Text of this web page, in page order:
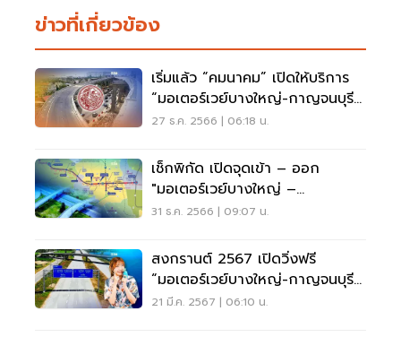
ข่าวที่เกี่ยวข้อง
เริ่มแล้ว “คมนาคม” เปิดให้บริการ
“มอเตอร์เวย์บางใหญ่-กาญจนบุรี”
ฟรี 8 วัน
27 ธ.ค. 2566 | 06:18 น.
เช็กพิกัด เปิดจุดเข้า – ออก
"มอเตอร์เวย์บางใหญ่ –
กาญจนบุรี" รับปีใหม่ 2567
31 ธ.ค. 2566 | 09:07 น.
สงกรานต์ 2567 เปิดวิ่งฟรี
“มอเตอร์เวย์บางใหญ่-กาญจนบุรี”
4 วัน
21 มี.ค. 2567 | 06:10 น.